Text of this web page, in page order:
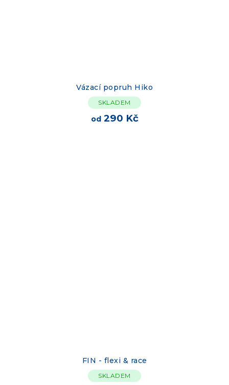
Vázací popruh Hiko
SKLADEM
od290 Kč
FIN - flexi & race
SKLADEM